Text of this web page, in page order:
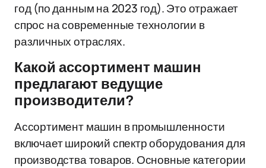
год (по данным на 2023 год). Это отражает
спрос на современные технологии в
различных отраслях.
Какой ассортимент машин
предлагают ведущие
производители?
Ассортимент машин в промышленности
включает широкий спектр оборудования для
производства товаров. Основные категории